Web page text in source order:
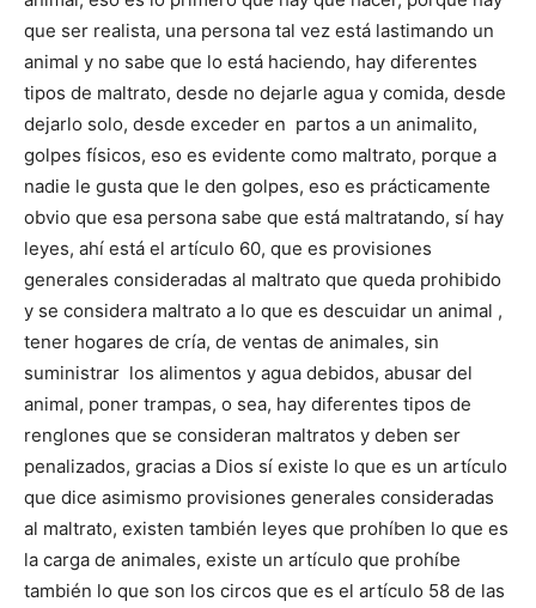
que ser realista, una persona tal vez está lastimando un
animal y no sabe que lo está haciendo, hay diferentes
tipos de maltrato, desde no dejarle agua y comida, desde
dejarlo solo, desde exceder en partos a un animalito,
golpes físicos, eso es evidente como maltrato, porque a
nadie le gusta que le den golpes, eso es prácticamente
obvio que esa persona sabe que está maltratando, sí hay
leyes, ahí está el artículo 60, que es provisiones
generales consideradas al maltrato que queda prohibido
y se considera maltrato a lo que es descuidar un animal ,
tener hogares de cría, de ventas de animales, sin
suministrar los alimentos y agua debidos, abusar del
animal, poner trampas, o sea, hay diferentes tipos de
renglones que se consideran maltratos y deben ser
penalizados, gracias a Dios sí existe lo que es un artículo
que dice asimismo provisiones generales consideradas
al maltrato, existen también leyes que prohíben lo que es
la carga de animales, existe un artículo que prohíbe
también lo que son los circos que es el artículo 58 de las